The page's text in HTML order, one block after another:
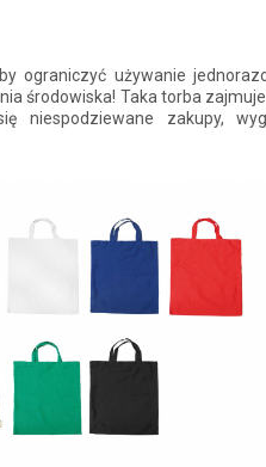
ograniczyć używanie
środowiska! Taka torba zajmuje
zakupy,